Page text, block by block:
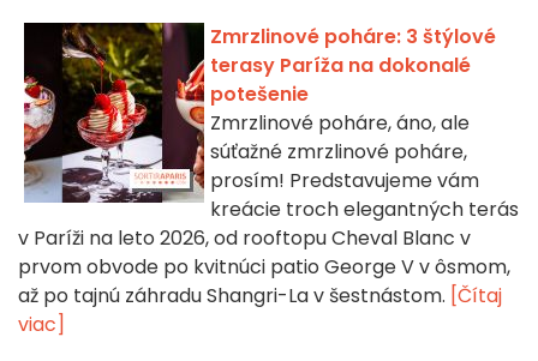
Zmrzlinové poháre: 3 štýlové
terasy Paríža na dokonalé
potešenie
Zmrzlinové poháre, áno, ale
súťažné zmrzlinové poháre,
prosím! Predstavujeme vám
kreácie troch elegantných terás
v Paríži na leto 2026, od rooftopu Cheval Blanc v
prvom obvode po kvitnúci patio George V v ôsmom,
až po tajnú záhradu Shangri-La v šestnástom. [Čítaj
viac]